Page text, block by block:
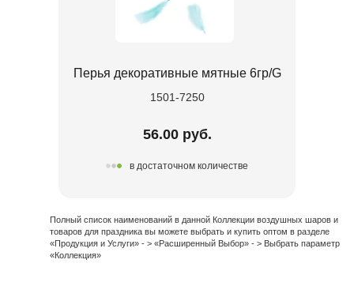
Перья декоративные мятные 6гр/G
1501-7250
56.00 руб.
в достаточном количестве
Полный список наименований в данной Коллекции воздушных шаров и
товаров для праздника вы можете выбрать и купить оптом в разделе
«Продукция и Услуги» - > «Расширенный Выбор» - > Выбрать параметр
«Коллекция»